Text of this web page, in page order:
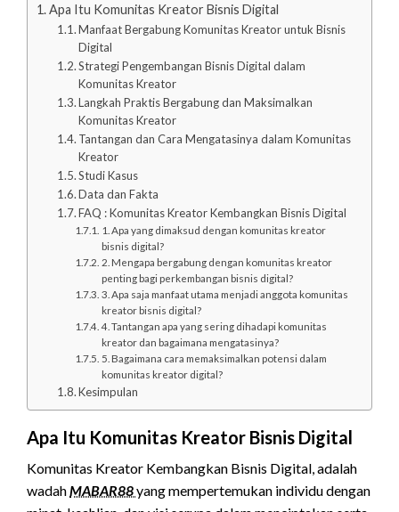
Apa Itu Komunitas Kreator Bisnis Digital
Manfaat Bergabung Komunitas Kreator untuk Bisnis
Digital
Strategi Pengembangan Bisnis Digital dalam
Komunitas Kreator
Langkah Praktis Bergabung dan Maksimalkan
Komunitas Kreator
Tantangan dan Cara Mengatasinya dalam Komunitas
Kreator
Studi Kasus
Data dan Fakta
FAQ : Komunitas Kreator Kembangkan Bisnis Digital
1. Apa yang dimaksud dengan komunitas kreator
bisnis digital?
2. Mengapa bergabung dengan komunitas kreator
penting bagi perkembangan bisnis digital?
3. Apa saja manfaat utama menjadi anggota komunitas
kreator bisnis digital?
4. Tantangan apa yang sering dihadapi komunitas
kreator dan bagaimana mengatasinya?
5. Bagaimana cara memaksimalkan potensi dalam
komunitas kreator digital?
Kesimpulan
Apa Itu Komunitas Kreator Bisnis Digital
Komunitas Kreator Kembangkan Bisnis Digital, adalah
wadahMABAR88yang mempertemukan individu dengan